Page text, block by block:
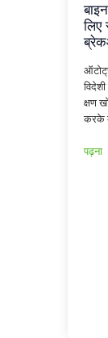
लिए
क्षण
करके
पढ़ना